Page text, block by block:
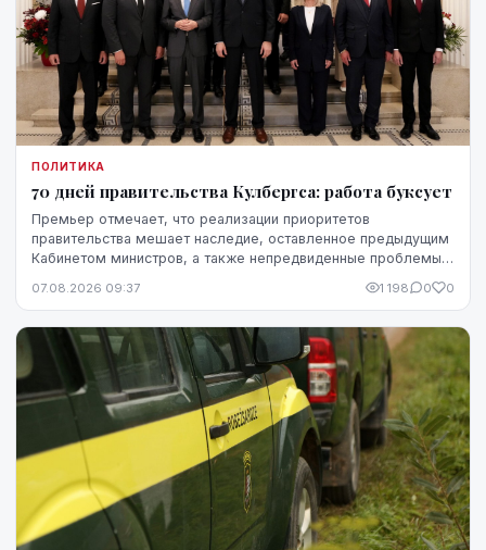
ПОЛИТИКА
70 дней правительства Кулбергса: работа буксует
Премьер отмечает, что реализации приоритетов
правительства мешает наследие, оставленное предыдущим
Кабинетом министров, а также непредвиденные проблемы,
стремительного прогресса.
07.08.2026 09:37 1 198 0 0